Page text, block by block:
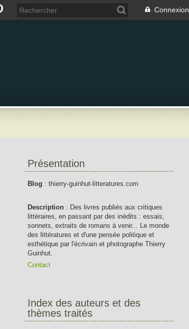
Connexion
Présentation
Blog : thierry-guinhut-litteratures.com
Description : Des livres publiés aux critiques
littéraires, en passant par des inédits : essais,
sonnets, extraits de romans à venir... Le monde
des littératures et d'une pensée politique et
esthétique par l'écrivain et photographe Thierry
Guinhut.
Contact
Index des auteurs et des
thèmes traités